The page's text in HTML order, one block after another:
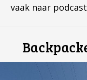
vaak naar